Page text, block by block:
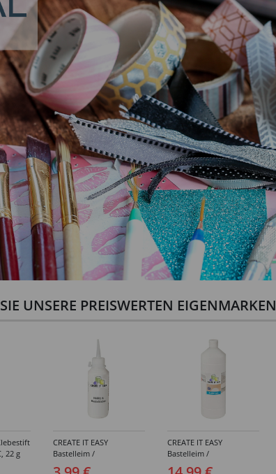
UNSERE PREISWERTEN EIGENMARKEN
22 g
CREATE IT EASY
Bastelleim /
Buchbinderleim, 100 ml
CREATE IT EASY
Bastelleim /
Buchbinderleim, 1000 ml